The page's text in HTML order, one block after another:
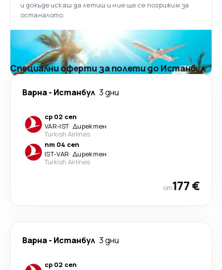
и докъде искаш да летиш и ние ще се погрижим за
останалото.
Специални оферти за полети до Истанбул
Варна- Истанбул 3 дни
ср 02 сеп
VAR-IST· Директен
Turkish Airlines
пт 04 сеп
IST-VAR· Директен
Turkish Airlines
от177 €
Варна- Истанбул 3 дни
ср 02 сеп